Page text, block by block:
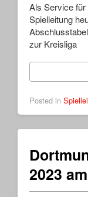
Als Service
Spielleitung
zur Kreisliga
Posted in
2023